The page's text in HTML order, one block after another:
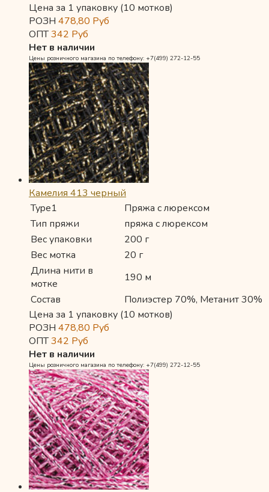
Цена за 1 упаковку (10 мотков)
РОЗН 478,80 Руб
ОПТ342 Руб
Нет в наличии
Цены розничного магазина по телефону: +7(499) 272-12-55
Камелия 413 черный
Type1
Пряжа с люрексом
Тип пряжи
пряжа с люрексом
Вес упаковки
200 г
Вес мотка
20 г
Длина нити в
мотке
190 м
Состав
Полиэстер 70%, Метанит 30%
Цена за 1 упаковку (10 мотков)
РОЗН 478,80 Руб
ОПТ342 Руб
Нет в наличии
Цены розничного магазина по телефону: +7(499) 272-12-55